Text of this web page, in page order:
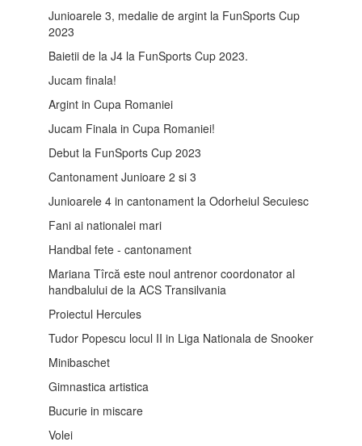
Junioarele 3, medalie de argint la FunSports Cup
2023
Baietii de la J4 la FunSports Cup 2023.
Jucam finala!
Argint in Cupa Romaniei
Jucam Finala in Cupa Romaniei!
Debut la FunSports Cup 2023
Cantonament Junioare 2 si 3
Junioarele 4 in cantonament la Odorheiul Secuiesc
Fani ai nationalei mari
Handbal fete - cantonament
Mariana Tîrcă este noul antrenor coordonator al
handbalului de la ACS Transilvania
Proiectul Hercules
Tudor Popescu locul II in Liga Nationala de Snooker
Minibaschet
Gimnastica artistica
Bucurie in miscare
Volei